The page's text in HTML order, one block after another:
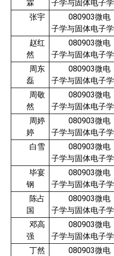
霖 子学与固体电子学
张宇
080903微电
子学与固体电子学
赵红
然
080903微电
子学与固体电子学
周东
磊
080903微电
子学与固体电子学
周敬
然
080903微电
子学与固体电子学
周婷
婷
080903微电
子学与固体电子学
白雪
080903微电
子学与固体电子学
毕宴
钢
080903微电
子学与固体电子学
陈占
国
080903微电
子学与固体电子学
邓高
强
080903微电
子学与固体电子学
丁然
080903微电